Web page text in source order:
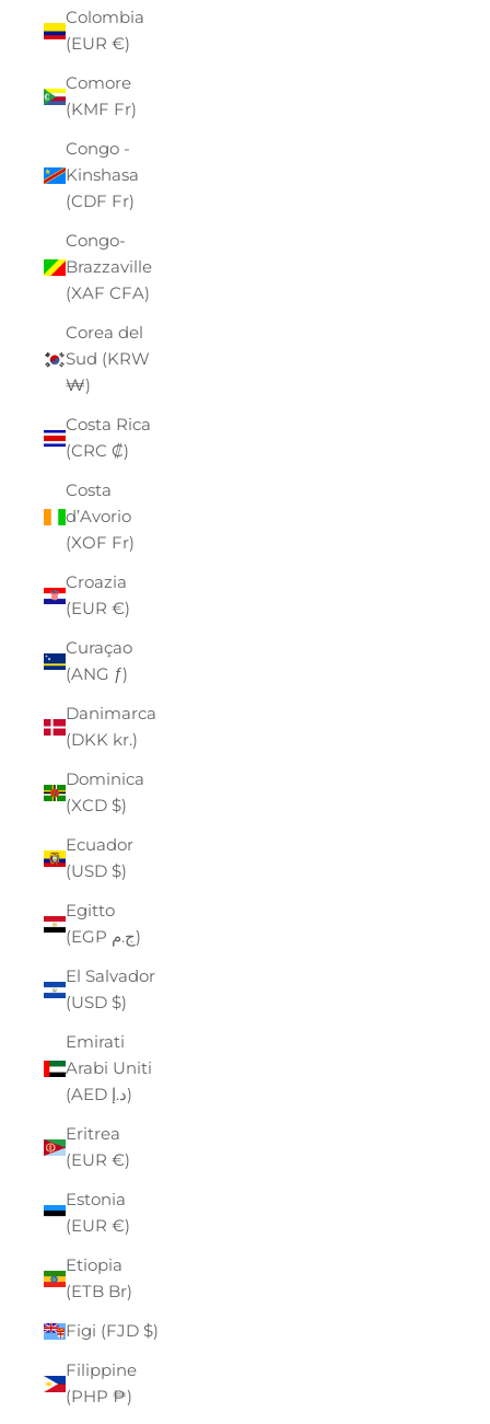
Colombia
(EUR €)
Comore
(KMF Fr)
Congo -
Kinshasa
(CDF Fr)
Congo-
Brazzaville
(XAF CFA)
Corea del
Sud (KRW
₩)
Costa Rica
(CRC ₡)
Costa
d’Avorio
(XOF Fr)
Croazia
(EUR €)
Curaçao
(ANG ƒ)
Danimarca
(DKK kr.)
Dominica
(XCD $)
Ecuador
(USD $)
Egitto
(EGP ج.م)
El Salvador
(USD $)
Emirati
Arabi Uniti
(AED د.إ)
Eritrea
(EUR €)
Estonia
(EUR €)
Etiopia
(ETB Br)
Figi (FJD $)
Filippine
(PHP ₱)